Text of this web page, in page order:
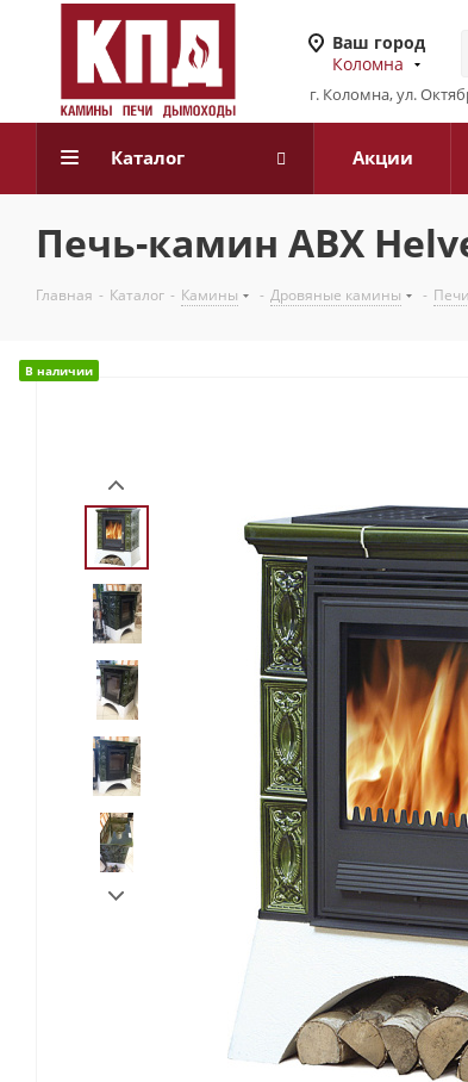
Ваш город
Коломна
г. Коломна, ул.
Каталог Акции
Печь-камин ABX
Главная - Каталог - Камины - Дровяные камины -
В наличии